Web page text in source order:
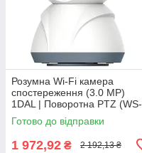
Розумна Wi-Fi камера
спостереження (3.0 MP)
1DAL | Поворотна PTZ (WS-
Q503A) APP "Tuya"
Готово до відправки
1 972,92 ₴ 2 192,13 ₴